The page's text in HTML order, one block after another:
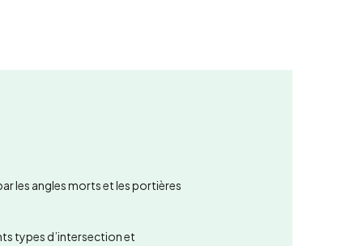
les angles morts et les portières
types d’intersection et